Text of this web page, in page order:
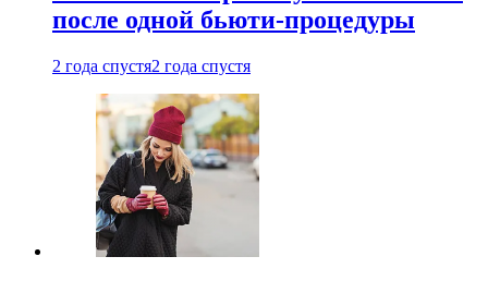
после одной бьюти-процедуры
2 года спустя2 года спустя